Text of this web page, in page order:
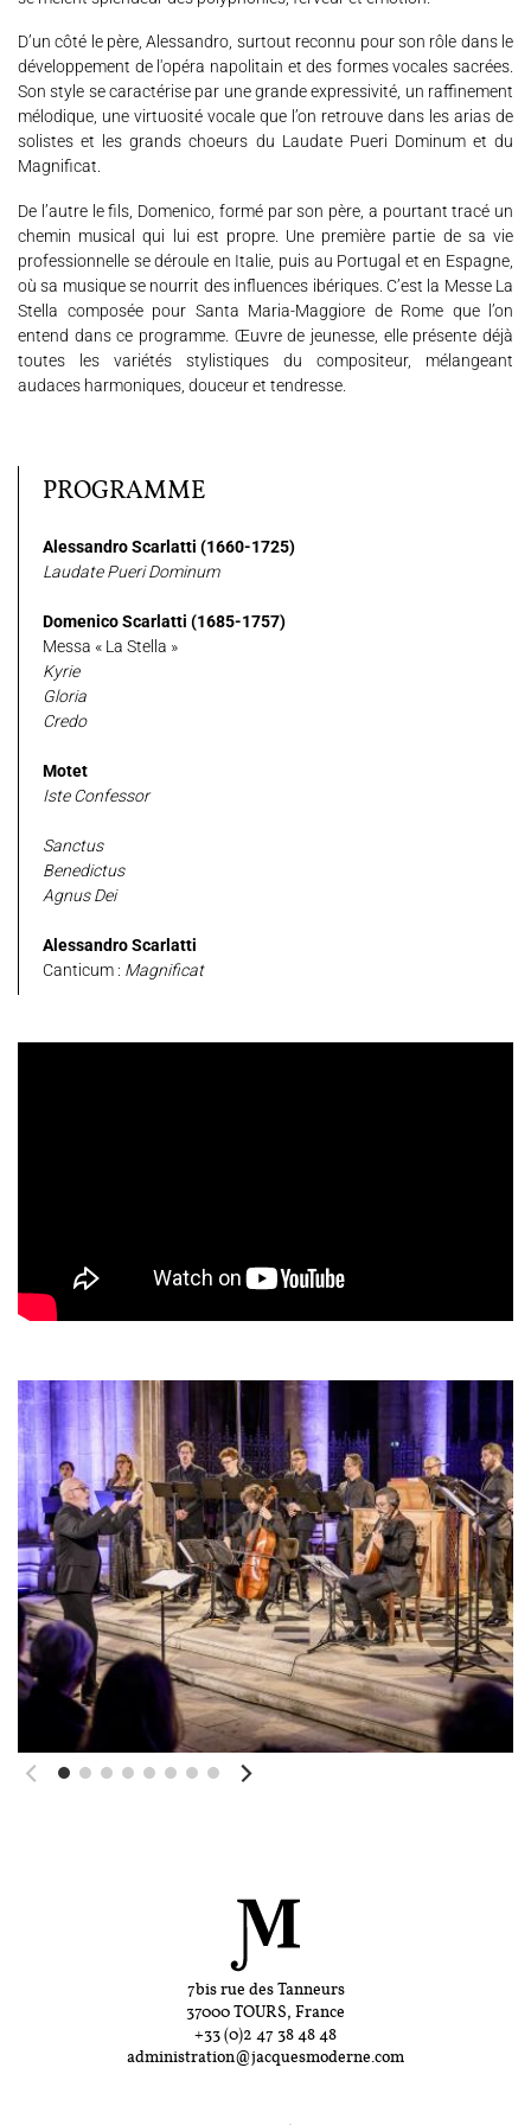
Nous soutenir Vidéos
Actualités
Rechercher
D’un côté le père, Alessandro, surtout reconnu pour son rôle dans le
développement de l'opéra napolitain et des formes vocales sacrées.
Son style se caractérise par une grande expressivité, un raffinement
mélodique, une virtuosité vocale que l’on retrouve dans les arias de
solistes et les grands choeurs du Laudate Pueri Dominum et du
Magnificat.
De l’autre le fils, Domenico, formé par son père, a pourtant tracé un
chemin musical qui lui est propre. Une première partie de sa vie
professionnelle se déroule en Italie, puis au Portugal et en Espagne,
où sa musique se nourrit des influences ibériques. C’est la Messe La
Stella composée pour Santa Maria-Maggiore de Rome que l’on
entend dans ce programme. Œuvre de jeunesse, elle présente déjà
toutes les variétés stylistiques du compositeur, mélangeant
audaces harmoniques, douceur et tendresse.
PROGRAMME
Alessandro Scarlatti (1660-1725)
Laudate Pueri Dominum
Domenico Scarlatti (1685-1757)
Messa « La Stella »
Kyrie
Gloria
Credo
Motet
Iste Confessor
Sanctus
Benedictus
Agnus Dei
Alessandro Scarlatti
Canticum : Magnificat
7bis rue des Tanneurs
37000 TOURS, France
+33 (0)2 47 38 48 48
administration@jacquesmoderne.com